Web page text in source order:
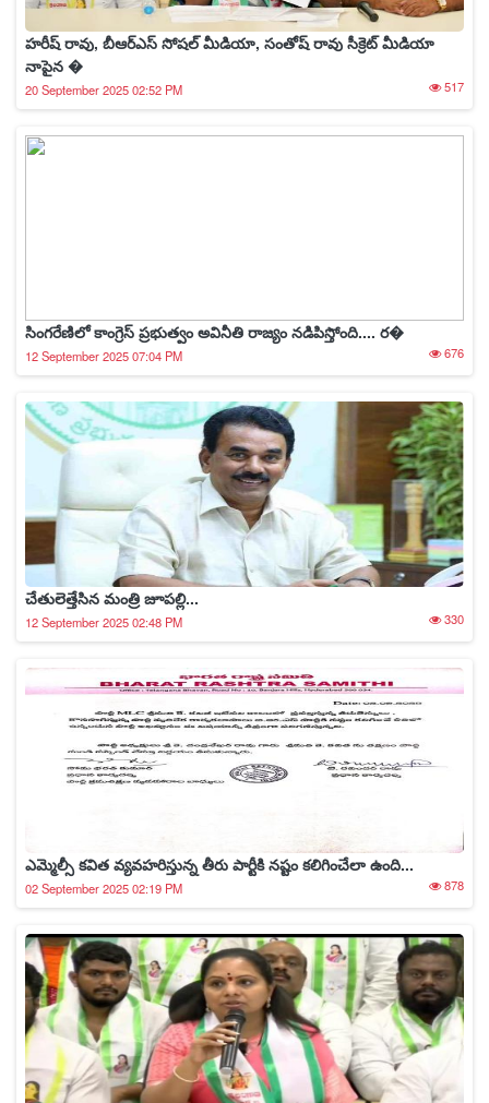
హరీష్ రావు, బీఆర్ఎస్ సోషల్ మీడియా, సంతోష్ రావు సీక్రెట్ మీడియా
నాపైన �
20 September 2025 02:52 PM 517
సింగరేణిలో కాంగ్రెస్ ప్రభుత్వం అవినీతి రాజ్యం నడిపిస్తోంది.... ర�
12 September 2025 07:04 PM 676
చేతులెత్తేసిన మంత్రి జూపల్లి...
12 September 2025 02:48 PM 330
ఎమ్మెల్సీ కవిత వ్యవహరిస్తున్న తీరు పార్టీకి నష్టం కలిగించేలా ఉంది...
02 September 2025 02:19 PM 878